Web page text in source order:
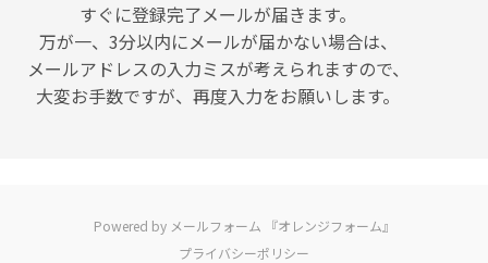
すぐに登録完了メールが届きます。
万が一、3分以内にメールが届かない場合は、
メールアドレスの入力ミスが考えられますので、
大変お手数ですが、再度入力をお願いします。
Powered by メールフォーム 『オレンジフォーム』
プライバシーポリシー